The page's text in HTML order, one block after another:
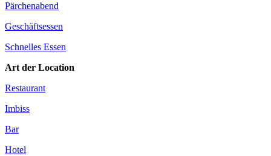
Pärchenabend
Geschäftsessen
Schnelles Essen
Art der Location
Restaurant
Imbiss
Bar
Hotel